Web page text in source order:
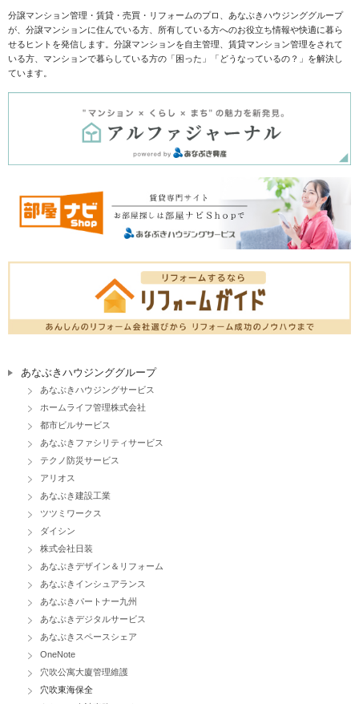
分譲マンション管理・賃貸・売買・リフォームのプロ、あなぶきハウジンググループ
が、分譲マンションに住んでいる方、所有している方へのお役立ち情報や快適に暮ら
せるヒントを発信します。分譲マンションを自主管理、賃貸マンション管理をされて
いる方、マンションで暮らしている方の「困った」「どうなっているの？」を解決し
ています。
あなぶきハウジンググループ
あなぶきハウジングサービス
ホームライフ管理株式会社
都市ビルサービス
あなぶきファシリティサービス
テクノ防災サービス
アリオス
あなぶき建設工業
ツツミワークス
ダイシン
株式会社日装
あなぶきデザイン＆リフォーム
あなぶきインシュアランス
あなぶきパートナー九州
あなぶきデジタルサービス
あなぶきスペースシェア
OneNote
穴吹公寓大廈管理維護
穴吹東海保全